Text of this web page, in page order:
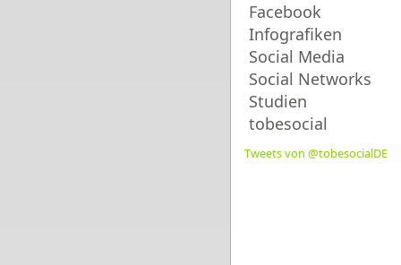
Facebook
Infografiken
Social Media
Social Networks
Studien
tobesocial
Tweets von @tobesocialDE